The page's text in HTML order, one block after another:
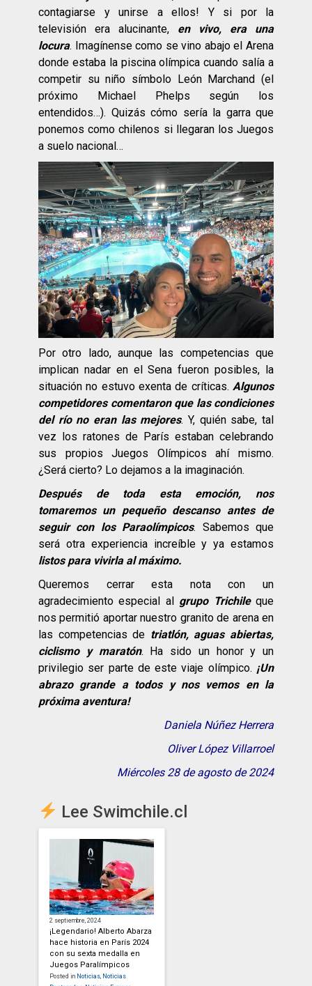
contagiarse y unirse a ellos! Y si por la
televisión era alucinante, en vivo, era una
locura. Imagínense como se vino abajo el Arena
donde estaba la piscina olímpica cuando salía a
competir su niño símbolo León Marchand (el
próximo Michael Phelps según los
entendidos…). Quizás cómo sería la garra que
ponemos como chilenos si llegaran los Juegos
a suelo nacional…
Por otro lado, aunque las competencias que
implican nadar en el Sena fueron posibles, la
situación no estuvo exenta de críticas. Algunos
competidores comentaron que las condiciones
del río no eran las mejores. Y, quién sabe, tal
vez los ratones de París estaban celebrando
sus propios Juegos Olímpicos ahí mismo.
¿Será cierto? Lo dejamos a la imaginación.
Después de toda esta emoción, nos
tomaremos un pequeño descanso antes de
seguir con los Paraolímpicos. Sabemos que
será otra experiencia increíble y ya estamos
listos para vivirla al máximo.
Queremos cerrar esta nota con un
agradecimiento especial al grupo Trichileque
nos permitió aportar nuestro granito de arena en
las competencias de triatlón, aguas abiertas,
ciclismo y maratón. Ha sido un honor y un
privilegio ser parte de este viaje olímpico. ¡Un
abrazo grande a todos y nos vemos en la
próxima aventura!
Daniela Núñez Herrera
Oliver López Villarroel
Miércoles 28 de agosto de 2024
Lee Swimchile.cl
2 septiembre, 2024
¡Legendario! Alberto Abarza
hace historia en París 2024
con su sexta medalla en
Juegos Paralímpicos
Posted in Noticias Noticias